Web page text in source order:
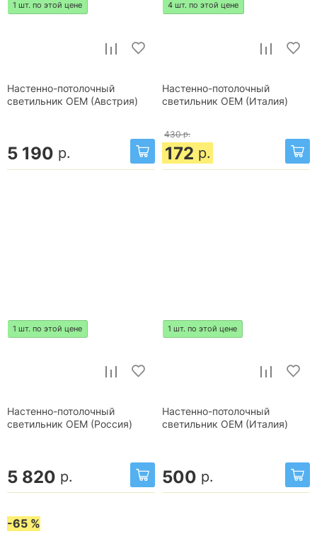
1 шт. по этой цене
Настенно-потолочный
светильник OEM (Австрия)
5 190 р.
4 шт. по этой цене
Настенно-потолочный
светильник OEM (Италия)
430 р.
172 р.
1 шт. по этой цене
Настенно-потолочный
светильник OEM (Россия)
5 820 р.
1 шт. по этой цене
Настенно-потолочный
светильник OEM (Италия)
500 р.
-65 %